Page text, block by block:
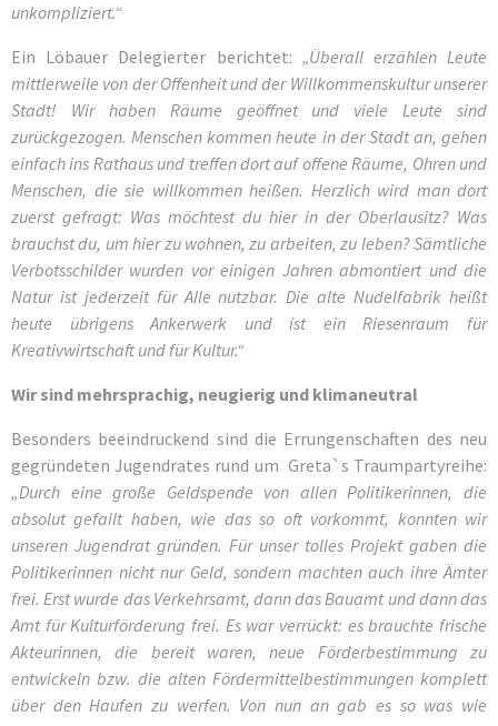
unkompliziert.“
Ein Löbauer Delegierter berichtet: „Überall erzählen Leute
mittlerweile von der Offenheit und der Willkommenskultur unserer
Stadt! Wir haben Räume geöffnet und viele Leute sind
zurückgezogen. Menschen kommen heute in der Stadt an, gehen
einfach ins Rathaus und treffen dort auf offene Räume, Ohren und
Menschen, die sie willkommen heißen. Herzlich wird man dort
zuerst gefragt: Was möchtest du hier in der Oberlausitz? Was
brauchst du, um hier zu wohnen, zu arbeiten, zu leben? Sämtliche
Verbotsschilder wurden vor einigen Jahren abmontiert und die
Natur ist jederzeit für Alle nutzbar. Die alte Nudelfabrik heißt
heute übrigens Ankerwerk und ist ein Riesenraum für
Kreativwirtschaft und für Kultur.“
Wir sind mehrsprachig, neugierig und klimaneutral
Besonders beeindruckend sind die Errungenschaften des neu
gegründeten Jugendrates rund um Greta`s Traumpartyreihe:
„Durch eine große Geldspende von allen Politikerinnen, die
absolut gefailt haben, wie das so oft vorkommt, konnten wir
unseren Jugendrat gründen. Für unser tolles Projekt gaben die
Politikerinnen nicht nur Geld, sondern machten auch ihre Ämter
frei. Erst wurde das Verkehrsamt, dann das Bauamt und dann das
Amt für Kulturförderung frei. Es war verrückt: es brauchte frische
Akteurinnen, die bereit waren, neue Förderbestimmung zu
entwickeln bzw. die alten Fördermittelbestimmungen komplett
über den Haufen zu werfen. Von nun an gab es so was wie